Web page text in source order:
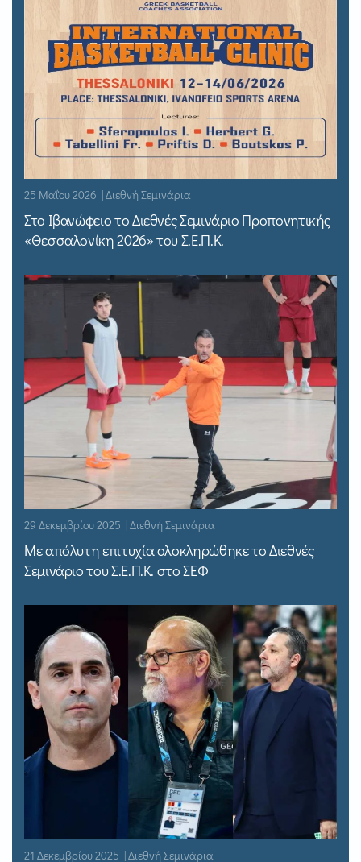
25 Μαΐου 2026 | Διεθνή Σεμινάρια
Στο Ιβανώφειο το Διεθνές Σεμινάριο Προπονητικής
«Θεσσαλονίκη 2026» του Σ.Ε.Π.Κ.
29 Δεκεμβρίου 2025 | Διεθνή Σεμινάρια
Με απόλυτη επιτυχία ολοκληρώθηκε το Διεθνές
Σεμινάριο του Σ.Ε.Π.Κ. στο ΣΕΦ
21 Δεκεμβρίου 2025 | Διεθνή Σεμινάρια